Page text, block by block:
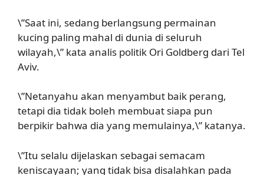
\”Saat ini, sedang berlangsung permainan
kucing paling mahal di dunia di seluruh
wilayah,\” kata analis politik Ori Goldberg dari Tel
Aviv.
\”Netanyahu akan menyambut baik perang,
tetapi dia tidak boleh membuat siapa pun
berpikir bahwa dia yang memulainya,\” katanya.
\”Itu selalu dijelaskan sebagai semacam
keniscayaan; yang tidak bisa disalahkan pada